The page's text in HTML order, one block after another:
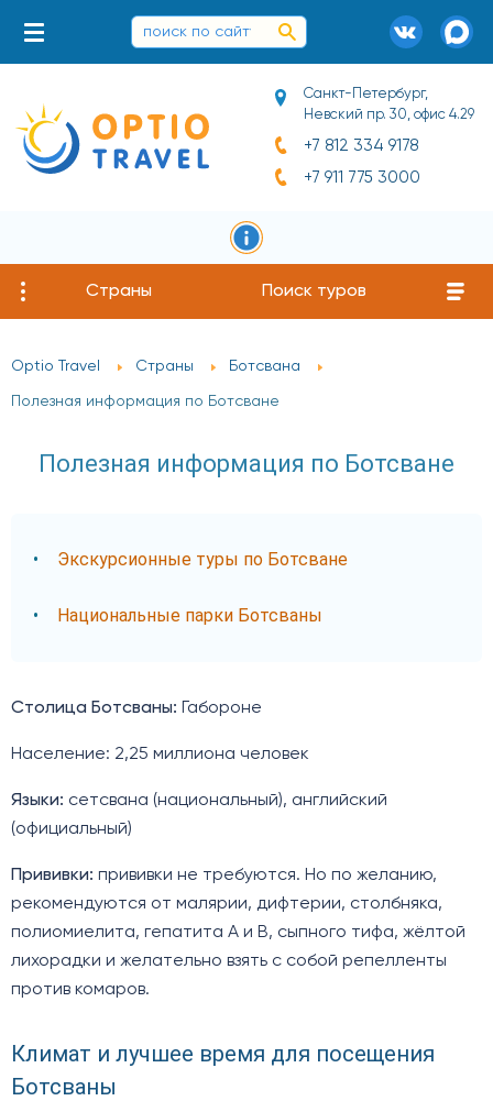
Санкт-Петербург,
Невский пр. 30, офис 4.29
+7 812 334 9178
+7 911 775 3000
Страны Поиск туров
Optio Travel Страны Ботсвана
Полезная информация по Ботсване
Полезная информация по Ботсване
Экскурсионные туры по Ботсване
Национальные парки Ботсваны
Столица Ботсваны: Габороне
Население: 2,25 миллиона человек
Языки: сетсвана (национальный), английский
(официальный)
Прививки: прививки не требуются. Но по желанию,
рекомендуются от малярии, дифтерии, столбняка,
полиомиелита, гепатита А и В, сыпного тифа, жёлтой
лихорадки и желательно взять с собой репелленты
против комаров.
Климат и лучшее время для посещения
Ботсваны